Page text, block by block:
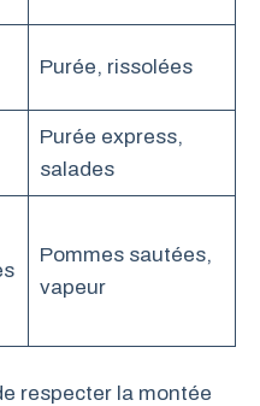
Purée, rissolées
Purée express,
salades
Pommes sautées,
vapeur
respecter la montée